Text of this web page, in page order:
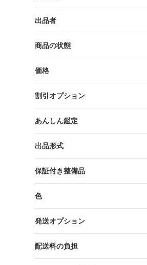
出品者
商品の状態
価格
割引オプション
あんしん鑑定
出品形式
保証付き整備品
色
発送オプション
配送料の負担